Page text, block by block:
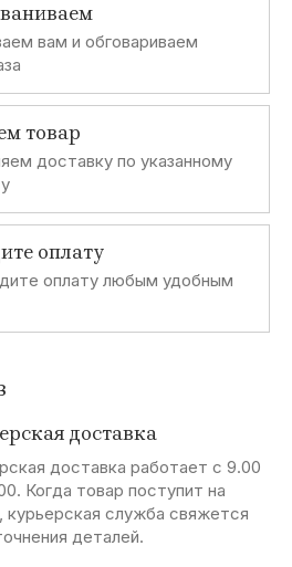
вам и обговариваем
товар
доставку по указанному
оплату
оплату любым удобным
доставка
доставка работает с 9.00
Когда товар поступит на
курьерская служба свяжется
деталей.